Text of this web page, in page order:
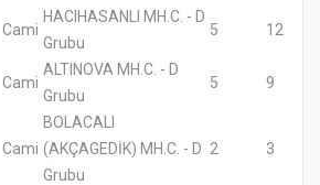
Cami
HACIHASANLI MH.C. - D
Grubu
5 12
Cami
ALTINOVA MH.C. - D
Grubu
5 9
Cami
BOLACALI
(AKÇAGEDİK) MH.C. - D
Grubu
2 3